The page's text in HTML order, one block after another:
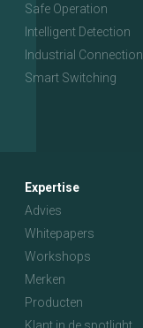
Safe Operation
Intelligent Detection
Industrial Connection
Smart Switching
Expertise
Advies
Whitepapers
Workshops
Merken
Producten
Klant in de spotlight